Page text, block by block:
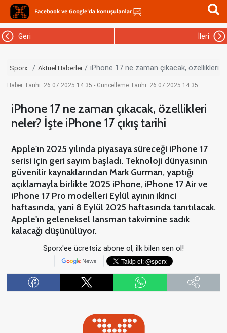
Geri İleri
Sporx Aktüel Haberler iPhone 17 ne zaman çıkacak, özellikleri
Haber Tarihi: 26.07.2025 14:35 - Güncelleme Tarihi: 26.07.2025 14:35
iPhone 17 ne zaman çıkacak, özellikleri
neler? İşte iPhone 17 çıkış tarihi
Apple'ın 2025 yılında piyasaya süreceği iPhone 17
serisi için geri sayım başladı. Teknoloji dünyasının
güvenilir kaynaklarından Mark Gurman, yaptığı
açıklamayla birlikte 2025 iPhone, iPhone 17 Air ve
iPhone 17 Pro modelleri Eylül ayının ikinci
haftasında, yani 8 Eylül 2025 haftasında tanıtılacak.
Apple'ın geleneksel lansman takvimine sadık
kalacağı düşünülüyor.
Sporx'ee ücretsiz abone ol, ilk bilen sen ol!